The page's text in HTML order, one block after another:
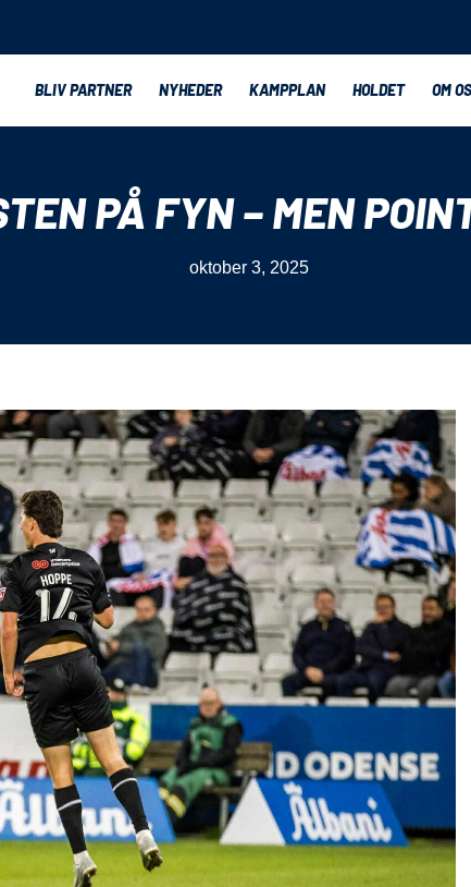
BLIV PARTNER NYHEDER KAMPPLAN HOLDET OM OS
PÅ FYN – MEN
oktober 3, 2025